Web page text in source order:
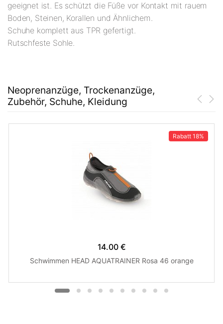
geeignet ist. Es schützt die Füße vor Kontakt mit rauem
Boden, Steinen, Korallen und Ähnlichem.
Schuhe komplett aus TPR gefertigt.
Rutschfeste Sohle.
Neoprenanzüge, Trockenanzüge,
Zubehör, Schuhe, Kleidung
Rabatt 18%
14.00 €
Schwimmen HEAD AQUATRAINER Rosa 46 orange